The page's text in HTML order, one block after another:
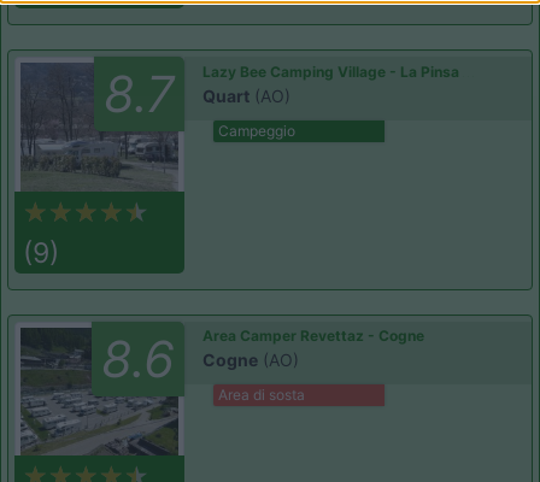
8.7
(9)
Lazy Bee Camping Village - La Pinsa
Quart (AO)
Campeggio
8.6 Area Camper Revettaz - Cogne
Cogne (AO)
Area di sosta